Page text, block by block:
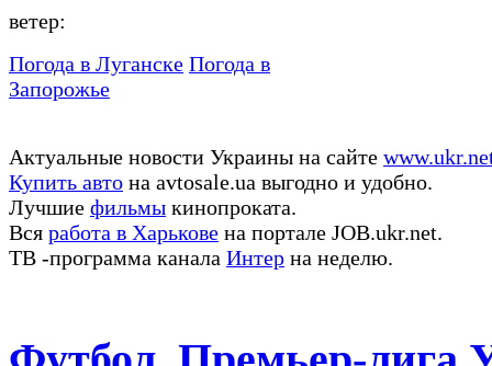
ветер:
Погода в Луганске Погода в
Запорожье
Актуальные новости Украины на сайте
Купить авто на avtosale.ua выгодно и удобно.
Лучшие фильмы кинопроката.
Вся работа в Харькове на портале JOB.ukr.net.
ТВ -программа канала Интер на неделю.